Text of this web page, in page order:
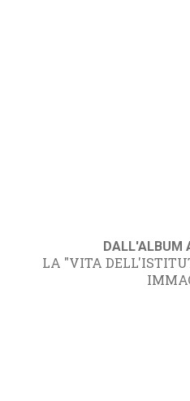
DALL'ALBUM
LA "VITA